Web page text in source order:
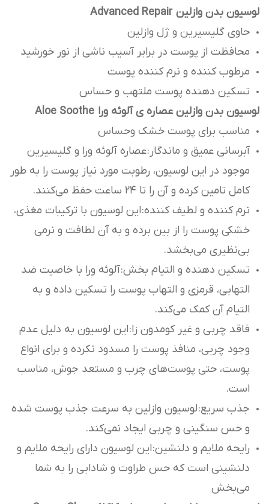
لوسیون بدن وازلین Advanced Repair
حاوی گلیسیرین و ژل وازلین
محافظت از پوست در برابر آسیب ناشی از نور خورشید
مرطوب کننده و نرم کننده پوست
تسکین دهنده پوست ملتهب و حساس
لوسیون بدن وازلین عصاره ی آلوئه ورا Aloe Soothe
مناسب برای پوست خشک وحساس
آبرسانی عمیق و ماندگار: عصاره آلوئه ورا و گلیسیرین
موجود در این لوسیون، رطوبت مورد نیاز پوست را به طور
کامل تامین کرده و آن را تا 24 ساعت حفظ می‌کنند.
نرم کننده و لطیف کننده: این لوسیون با ترکیبات مغذی،
خشکی پوست را از بین برده و به آن لطافت و نرمی
بی‌نظیری می‌بخشد.
تسکین دهنده و التیام بخش: آلوئه ورا با خاصیت ضد
التهابی، قرمزی و التهاب پوست را تسکین داده و به
التیام آن کمک می‌کند.
فاقد چربی و غیر کومدون زا: این لوسیون به دلیل عدم
وجود چربی، منافذ پوست را مسدود نکرده و برای انواع
پوست، حتی پوست‌های چرب و مستعد جوش، مناسب
است.
جذب سریع: لوسیون وازلین به سرعت جذب پوست شده
و حس سنگینی و چربی ایجاد نمی‌کند.
رایحه ملایم و دلنشین: این لوسیون دارای رایحه ملایم و
دلنشینی است که حس طراوت و شادابی را به شما
می‌بخش